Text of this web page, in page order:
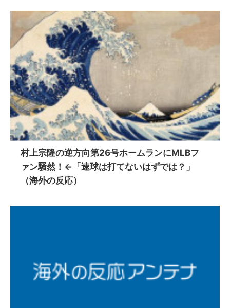
村上宗隆の逆方向第26号ホームランにMLBフ
ァン騒然！←「速球は打てないはずでは？」
（海外の反応）